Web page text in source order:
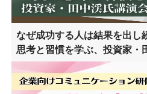
なぜ成功する人は結果を出し
思考と習慣を学ぶ、投資家・